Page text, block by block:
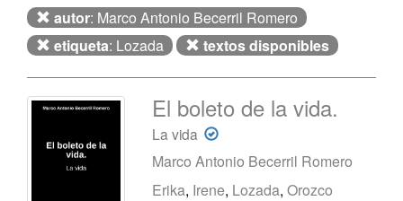
autor: Marco Antonio Becerril Romero
etiqueta: Lozada textos disponibles
El boleto de la vida.
La vida
Marco Antonio Becerril Romero
Erika, Irene, Lozada,Orozco